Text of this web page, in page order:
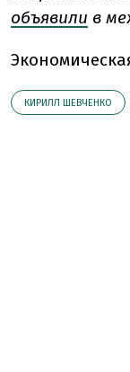
объявили в
КИРИЛЛ ШЕВЧЕНКО